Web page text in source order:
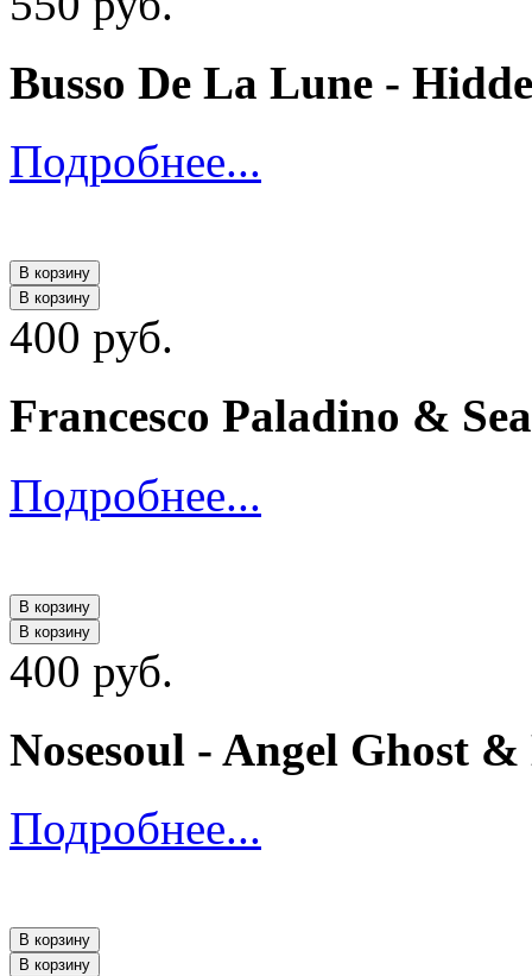
Busso De La Lune -
Подробнее...
В корзину
В корзину
400 руб.
Francesco Paladino &
Подробнее...
В корзину
В корзину
400 руб.
Nosesoul - Angel Ghost
Подробнее...
В корзину
В корзину